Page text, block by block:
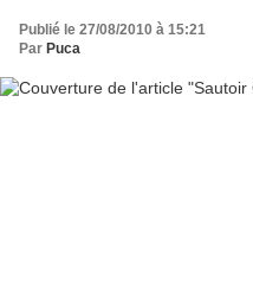
Publié le 27/08/2010 à 15:21
Par Puca